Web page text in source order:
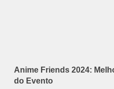
Anime Friends 2024:
do Evento